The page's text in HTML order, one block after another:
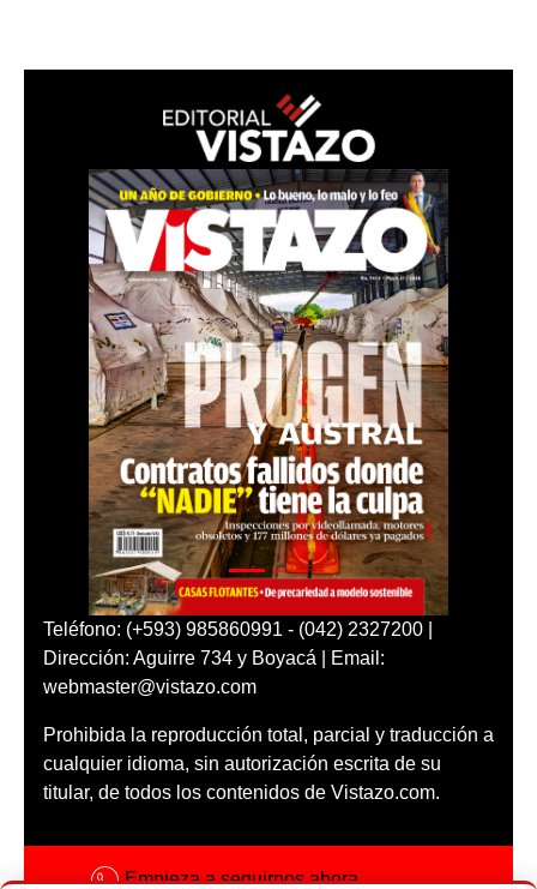
Teléfono: (+593) 985860991 - (042) 2327200 |
Dirección: Aguirre 734 y Boyacá | Email:
webmaster@vistazo.com
Prohibida la reproducción total, parcial y traducción a
cualquier idioma, sin autorización escrita de su
titular, de todos los contenidos de Vistazo.com.
Empieza a seguirnos ahora